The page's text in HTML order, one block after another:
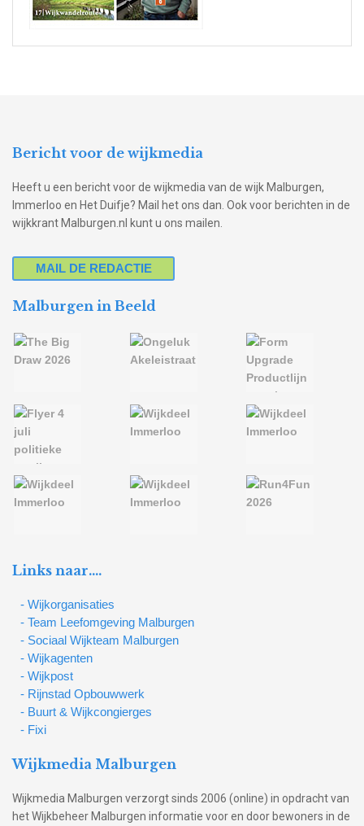
Bericht voor de wijkmedia
Heeft u een bericht voor de wijkmedia van de wijk Malburgen,
Immerloo en Het Duifje? Mail het ons dan. Ook voor berichten in de
wijkkrant Malburgen.nl kunt u ons mailen.
MAIL DE REDACTIE
Malburgen in Beeld
Links naar….
- Wijkorganisaties
- Team Leefomgeving Malburgen
- Sociaal Wijkteam Malburgen
- Wijkagenten
- Wijkpost
- Rijnstad Opbouwwerk
- Buurt & Wijkcongierges
- Fixi
Wijkmedia Malburgen
Wijkmedia Malburgen verzorgt sinds 2006 (online) in opdracht van
het Wijkbeheer Malburgen informatie voor en door bewoners in de